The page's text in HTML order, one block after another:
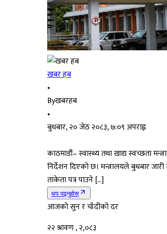
खबर हब
•
Byखबरहब
•
बुधबार, २० जेठ २०८३, ७:०९ अपराह्न
काठमाडौं– स्वास्थ्य तथा खाद्य स्वच्छता
निर्देशन दिएको छ। मन्त्रालयले बुधबार
ताकेता पत्र पाउने […]
थप पढ्नुहोस्
आजको सुन र चाँदीको दर
२२ श्रावण , २,०८३